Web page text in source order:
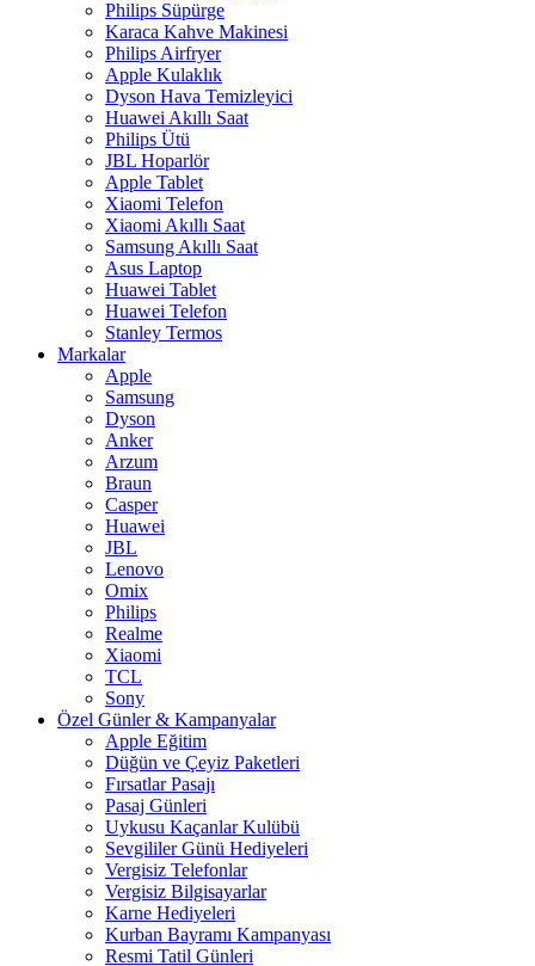
Philips Süpürge
Karaca Kahve Makinesi
Philips Airfryer
Apple Kulaklık
Dyson Hava Temizleyici
Huawei Akıllı Saat
Philips Ütü
JBL Hoparlör
Apple Tablet
Xiaomi Telefon
Xiaomi Akıllı Saat
Samsung Akıllı Saat
Asus Laptop
Huawei Tablet
Huawei Telefon
Stanley Termos
Markalar
Apple
Samsung
Dyson
Anker
Arzum
Braun
Casper
Huawei
JBL
Lenovo
Omix
Philips
Realme
Xiaomi
TCL
Sony
Özel Günler & Kampanyalar
Apple Eğitim
Düğün ve Çeyiz Paketleri
Fırsatlar Pasajı
Pasaj Günleri
Uykusu Kaçanlar Kulübü
Sevgililer Günü Hediyeleri
Vergisiz Telefonlar
Vergisiz Bilgisayarlar
Karne Hediyeleri
Kurban Bayramı Kampanyası
Resmi Tatil Günleri